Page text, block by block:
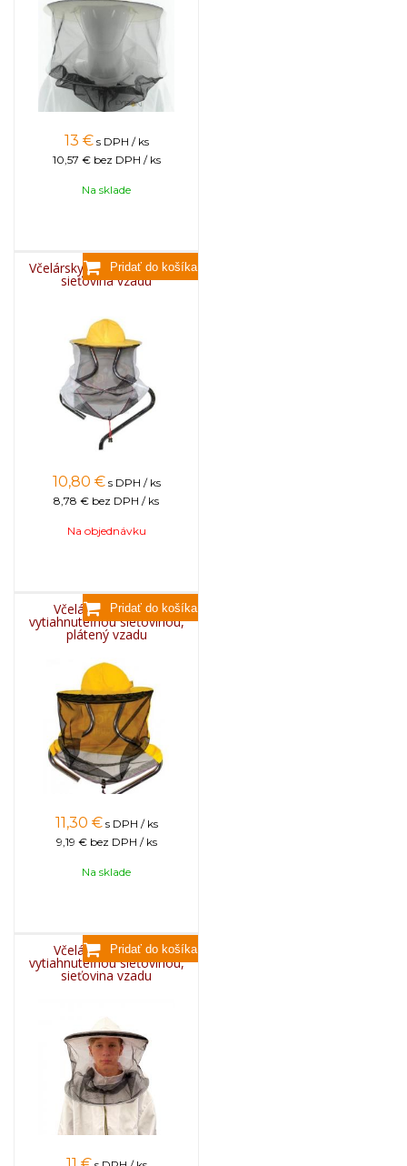
13 € s DPH / ks
10,57 € bez DPH / ks
Na sklade
Včelársky klobúk bavlnený,
sieťovina vzadu
10,80 € s DPH / ks
8,78 € bez DPH / ks
Na objednávku
Včelársky klobúk s
vytiahnuteľnou sieťovinou,
plátený vzadu
11,30 € s DPH / ks
9,19 € bez DPH / ks
Na sklade
Včelársky klobúk s
vytiahnuteľnou sieťovinou,
sieťovina vzadu